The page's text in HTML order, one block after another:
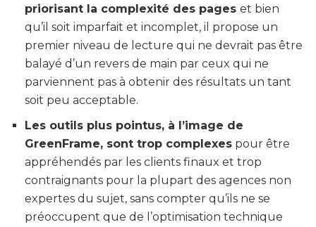
priorisant la complexité des pages et bien
qu’il soit imparfait et incomplet, il propose un
premier niveau de lecture qui ne devrait pas être
balayé d’un revers de main par ceux qui ne
parviennent pas à obtenir des résultats un tant
soit peu acceptable.
Les outils plus pointus, à l’image de
GreenFrame, sont trop complexes pour être
appréhendés par les clients finaux et trop
contraignants pour la plupart des agences non
expertes du sujet, sans compter qu’ils ne se
préoccupent que de l’optimisation technique